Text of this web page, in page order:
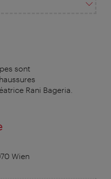
sont
Rani Bageria.
Wien